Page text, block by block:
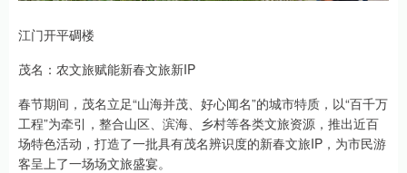
江门开平碉楼
茂名：农文旅赋能新春文旅新IP
春节期间，茂名立足“山海并茂、好心闻名”的城市特质，以“百千万
工程”为牵引，整合山区、滨海、乡村等各类文旅资源，推出近百
场特色活动，打造了一批具有茂名辨识度的新春文旅IP，为市民游
客呈上了一场场文旅盛宴。